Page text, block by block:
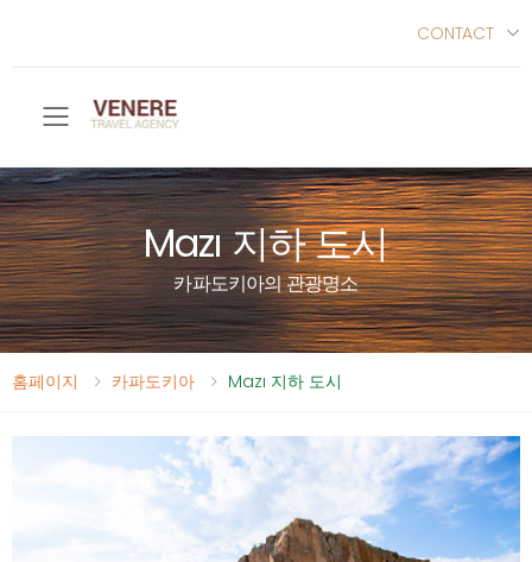
CONTACT
Toggle mobile menu
Mazı 지하 도시
카파도키아의 관광명소
홈페이지 카파도키아 Mazı 지하 도시